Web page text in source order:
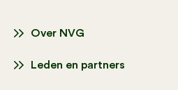
Over NVG
Leden en partners